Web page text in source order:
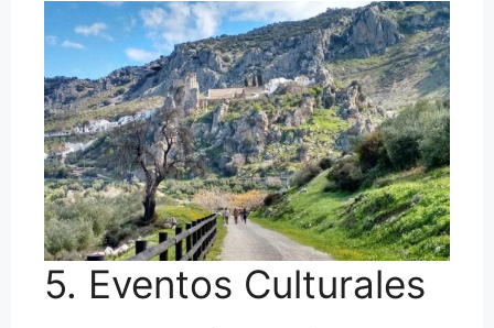
5. Eventos Culturales